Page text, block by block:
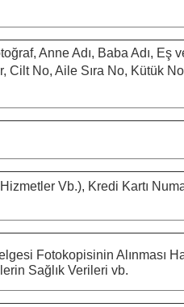
Anne Adı, Baba Adı, Eş
Cilt No, Aile Sıra No, Kütük
Vb.), Kredi Kartı
Fotokopisinin Alınması
Sağlık Verileri vb.